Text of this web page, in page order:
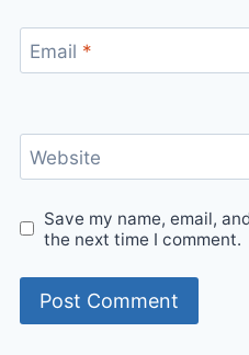
Email *
Website
Save my name, email,
the next time I comment.